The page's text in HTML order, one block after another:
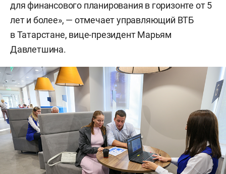
для финансового планирования в горизонте от 5
лет и более», — отмечает управляющий ВТБ
в Татарстане, вице-президент Марьям
Давлетшина.